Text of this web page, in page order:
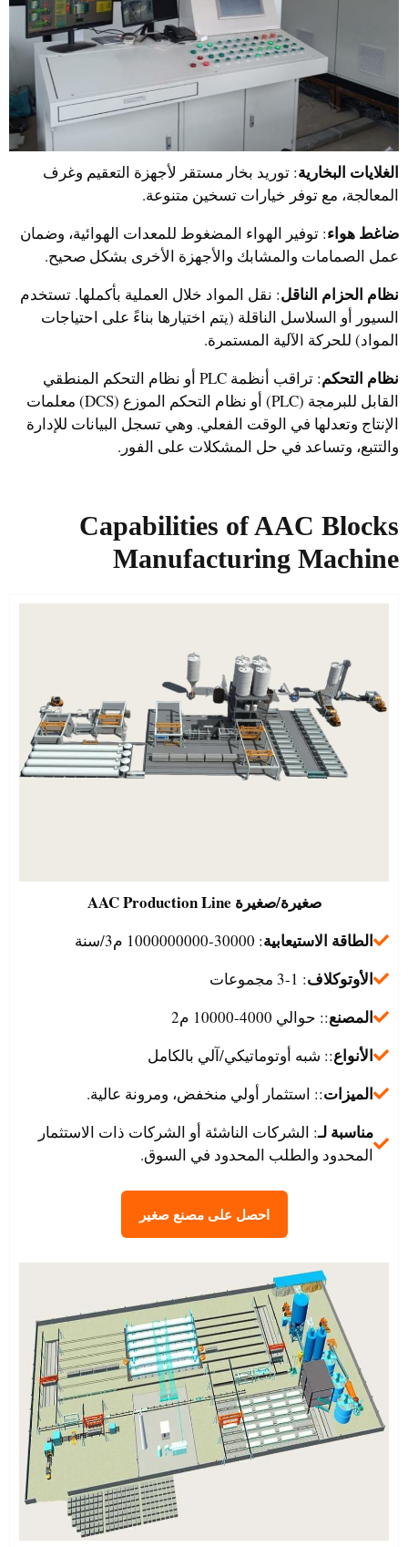
الغلايات البخارية: توريد بخار مستقر لأجهزة التعقيم وغرف
المعالجة، مع توفر خيارات تسخين متنوعة.
ضاغط هواء: توفير الهواء المضغوط للمعدات الهوائية، وضمان
عمل الصمامات والمشابك والأجهزة الأخرى بشكل صحيح.
نظام الحزام الناقل: نقل المواد خلال العملية بأكملها. تستخدم
السيور أو السلاسل الناقلة (يتم اختيارها بناءً على احتياجات
المواد) للحركة الآلية المستمرة.
نظام التحكم
: تراقب أنظمة PLC أو نظام التحكم المنطقي
القابل للبرمجة (PLC) أو نظام التحكم الموزع (DCS) معلمات
الإنتاج وتعدلها في الوقت الفعلي. وهي تسجل البيانات للإدارة
والتتبع، وتساعد في حل المشكلات على الفور.
Capabilities of​AAC Blocks
Manufacturing Machine
صغيرة/صغيرة AAC Production Line
الطاقة الاستيعابية: 30000-1000000000 م3/سنة
الأوتوكلاف: 1-3 مجموعات
المصنع:: حوالي 4000-10000 م2
الأنواع:: شبه أوتوماتيكي/آلي بالكامل
الميزات:: استثمار أولي منخفض، ومرونة عالية.
مناسبة لـ: الشركات الناشئة أو الشركات ذات الاستثمار
المحدود والطلب المحدود في السوق.
احصل على مصنع صغير